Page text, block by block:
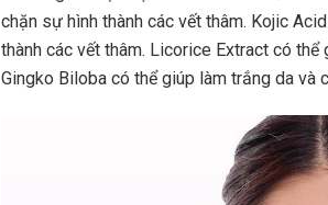
chặn sự hình thành các vết thâm. Kojic
thành các vết thâm. Licorice Extract có
Gingko Biloba có thể giúp làm trắng da và